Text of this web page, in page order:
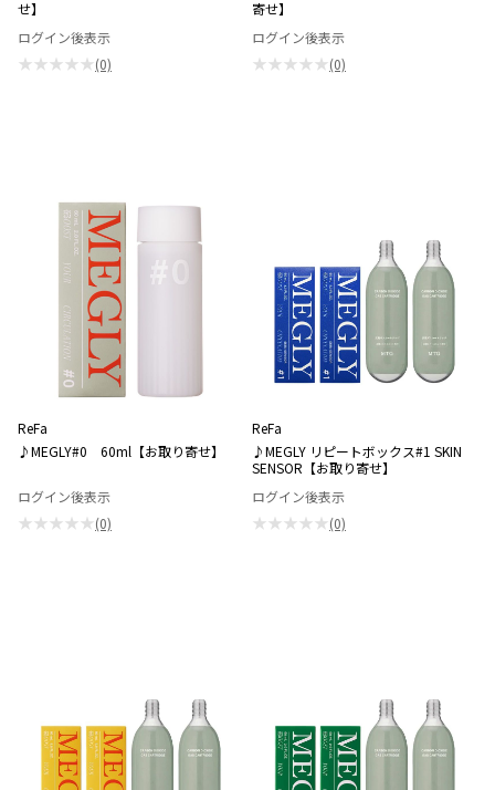
せ】
ログイン後表示
★★★★★(0)
寄せ】
ログイン後表示
★★★★★(0)
ReFa
♪MEGLY#0 60ml【お取り寄せ】
ログイン後表示
★★★★★(0)
ReFa
♪MEGLY リピートボックス#1 SKIN
SENSOR【お取り寄せ】
ログイン後表示
★★★★★(0)